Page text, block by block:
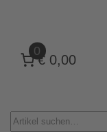
0
€ 0,00